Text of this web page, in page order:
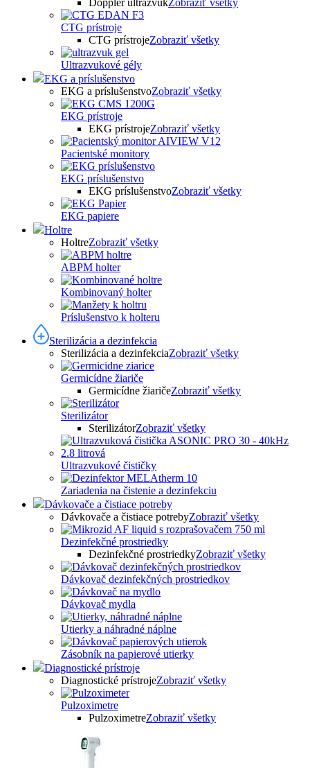
Doppler ultrazvukZobraziť všetky
CTG prístroje
CTG prístrojeZobraziť všetky
Ultrazvukové gély
EKG a príslušenstvo
EKG a príslušenstvoZobraziť všetky
EKG prístroje
EKG prístrojeZobraziť všetky
Pacientské monitory
EKG príslušenstvo
EKG príslušenstvoZobraziť všetky
EKG papiere
Holtre
HoltreZobraziť všetky
ABPM holter
Kombinovaný holter
Príslušenstvo k holteru
Sterilizácia a dezinfekcia
Sterilizácia a dezinfekciaZobraziť všetky
Germicídne žiariče
Germicídne žiaričeZobraziť všetky
Sterilizátor
SterilizátorZobraziť všetky
Ultrazvukové čističky
Zariadenia na čistenie a dezinfekciu
Dávkovače a čistiace potreby
Dávkovače a čistiace potrebyZobraziť všetky
Dezinfekčné prostriedky
Dezinfekčné prostriedkyZobraziť všetky
Dávkovač dezinfekčných prostriedkov
Dávkovač mydla
Utierky a náhradné náplne
Zásobník na papierové utierky
Diagnostické prístroje
Diagnostické prístrojeZobraziť všetky
Pulzoximetre
PulzoximetreZobraziť všetky